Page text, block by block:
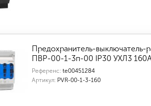
Предохранитель-выключатель-
ПВР-00-1-3п-00 IP30 УХЛ3
Референс: te00451284
Артикул: PVR-00-1-3-160